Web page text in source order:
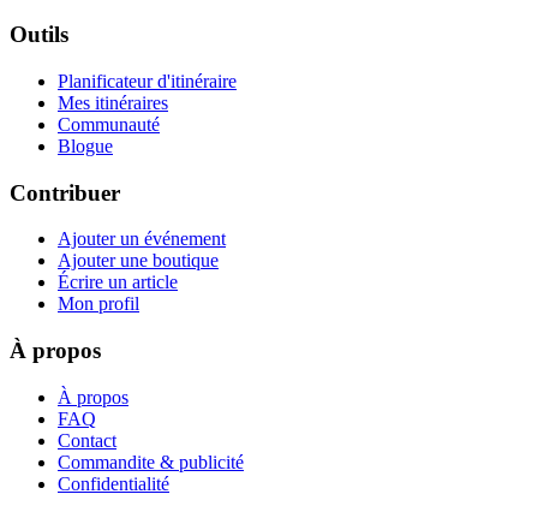
Outils
Planificateur d'itinéraire
Mes itinéraires
Communauté
Blogue
Contribuer
Ajouter un événement
Ajouter une boutique
Écrire un article
Mon profil
À propos
À propos
FAQ
Contact
Commandite & publicité
Confidentialité